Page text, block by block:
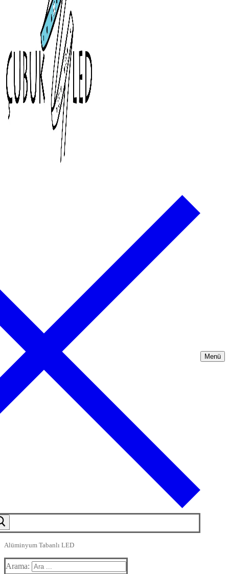
Menü
Alüminyum Tabanlı LED
Arama: